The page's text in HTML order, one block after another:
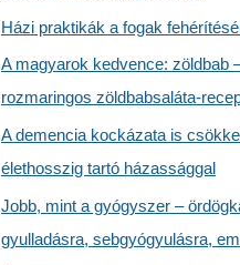
Házi praktikák a fogak
A magyarok kedvence: zöldbab
rozmaringos zöldbabsaláta-
A demencia kockázata is
élethosszig tartó házassággal
Jobb, mint a gyógyszer –
gyulladásra, sebgyógyulásra,